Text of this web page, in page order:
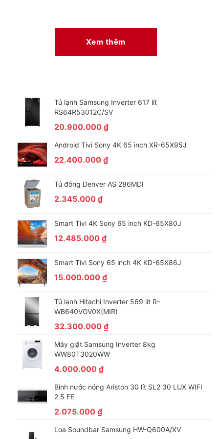
Lồng giặt Sazanami kết hợp với luồng nước Dancing
Water Flow giúp giặt sạch hiệu quả, bảo vệ quần áo
dạng lưới,
không gây hư tổn cho sợi vải.
Ngoài ra, luồng nước Dancing Water Flow có khả năng tạo ra
xoáy nước đa chiều giúp nhào trộn toàn bộ quần áo và giặt
sạch đồng đều nhất. Do đó, sự kết hợp này giúp hiệu quả giặt
sạch tối ưu, bảo vệ quần áo bền đẹp.
Quần áo thấm đều nước và chất giặt tẩy nhờ công
nghệ xả nước Aqua Spin Rinse
Công nghệ xả nước Aqua Spin Rinse là sự kết hợp hoàn hảo
giữa cơ chế quay của lồng giặt và vòi phun nước để nước và
chất giặt tẩy sẽ thẩm thấu đều vào trong quần áo đem tới hiệu
quả giặt sạch tối ưu.
đa, quần áo được làm sạch nhanh chóng
Xem thêm
Tủ lạnh Samsung Inverter 617 lít
RS64R53012C/SV
20.900.000 ₫
Android Tivi Sony 4K 65 inch XR-65X95J
22.400.000 ₫
Tủ đông Denver AS 286MDI
2.345.000 ₫
Smart Tivi 4K Sony 65 inch KD-65X80J
12.485.000 ₫
Smart Tivi Sony 65 inch 4K KD-65X86J
15.000.000 ₫
Tủ lạnh Hitachi Inverter 569 lít R-
WB640VGV0X(MIR)
32.300.000 ₫
Máy giặt Samsung Inverter 8kg
WW80T3020WW
4.000.000 ₫
Bình nước nóng Ariston 30 lít SL2 30 LUX WIFI
2.5 FE
2.075.000 ₫
Loa Soundbar Samsung HW-Q600A/XV